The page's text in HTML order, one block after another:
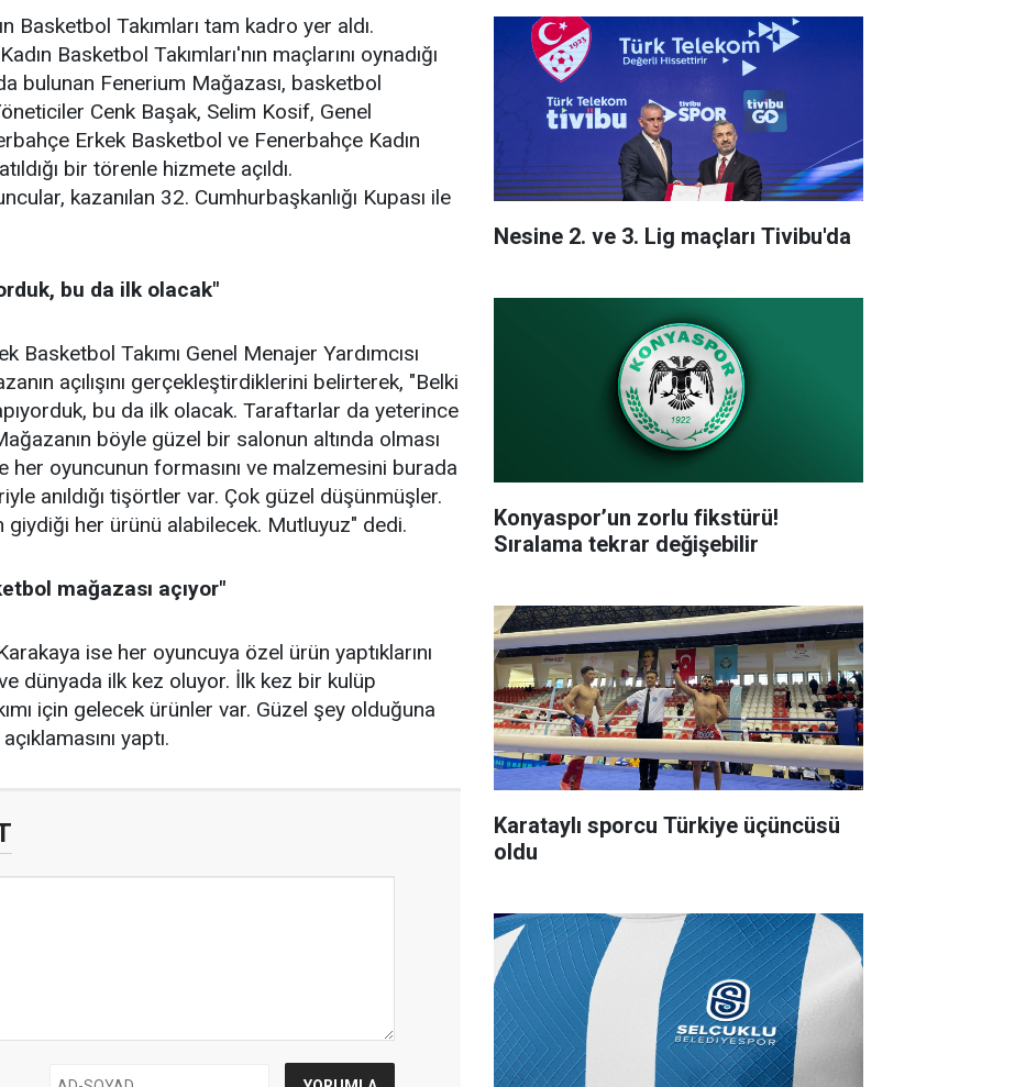
Basketbol Takımları tam kadro yer aldı.
Basketbol Takımları'nın maçlarını oynadığı
bulunan Fenerium Mağazası, basketbol
Cenk Başak, Selim Kosif, Genel
Erkek Basketbol ve Fenerbahçe Kadın
bir törenle hizmete açıldı.
kazanılan 32. Cumhurbaşkanlığı Kupası ile
bu da ilk olacak"
Takımı Genel Menajer Yardımcısı
açılışını gerçekleştirdiklerini belirterek, "Belki
bu da ilk olacak. Taraftarlar da yeterince
böyle güzel bir salonun altında olması
oyuncunun formasını ve malzemesini burada
anıldığı tişörtler var. Çok güzel düşünmüşler.
her ürünü alabilecek. Mutluyuz" dedi.
mağazası açıyor"
ise her oyuncuya özel ürün yaptıklarını
dünyada ilk kez oluyor. İlk kez bir kulüp
için gelecek ürünler var. Güzel şey olduğuna
yaptı.
Nesine 2. ve 3. Lig maçları Tivibu'da
Konyaspor’un zorlu fikstürü!
Sıralama tekrar değişebilir
Karataylı sporcu Türkiye üçüncüsü
oldu